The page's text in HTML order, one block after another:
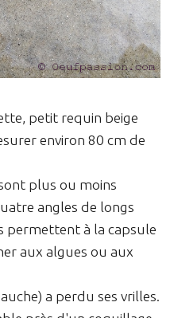
petit requin beige
environ 80 cm de
plus ou moins
angles de longs
permettent à la capsule
aux algues ou aux
a perdu ses vrilles.